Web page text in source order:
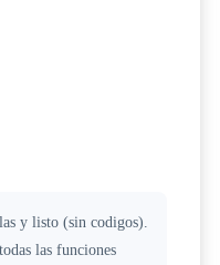
y listo (sin codigos).
las funciones